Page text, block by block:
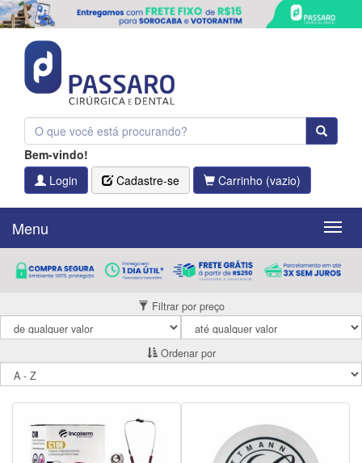
Bem-vindo!
Login
Cadastre-se Carrinho (vazio)
Menu
Menu
Filtrar por preço
Ordenar por